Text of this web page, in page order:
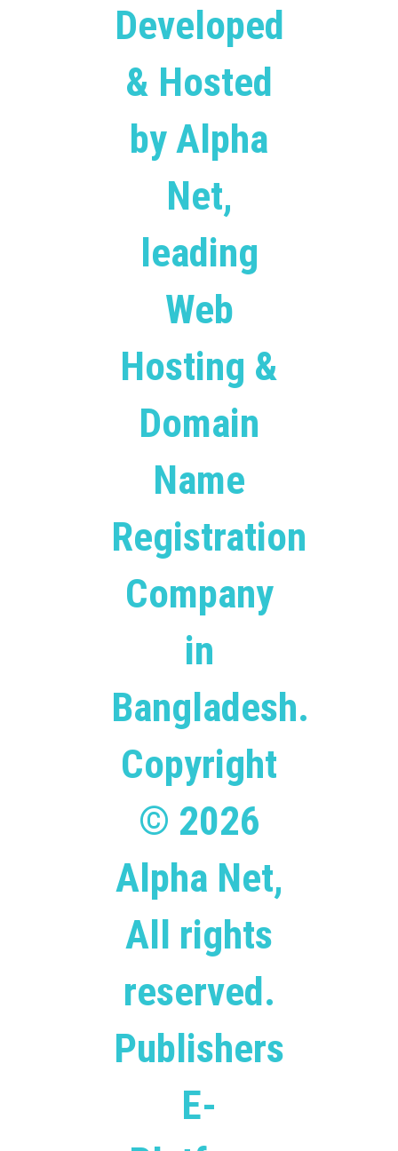
Developed
& Hosted
by Alpha
Net,
leading
Web
Hosting &
Domain
Name
Registration
Company
in
Bangladesh.
Copyright
© 2026
Alpha Net,
All rights
reserved.
Publishers
E-